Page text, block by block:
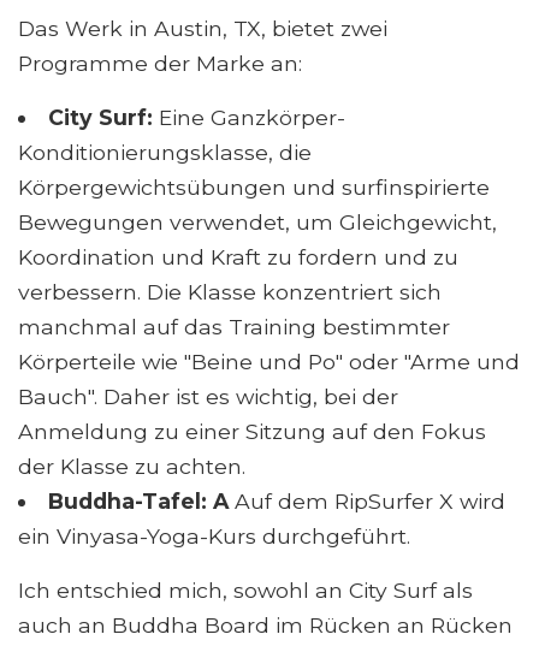
Das Werk in Austin, TX, bietet zwei
Programme der Marke an:
City Surf: Eine Ganzkörper-
Konditionierungsklasse, die
Körpergewichtsübungen und surfinspirierte
Bewegungen verwendet, um Gleichgewicht,
Koordination und Kraft zu fordern und zu
verbessern. Die Klasse konzentriert sich
manchmal auf das Training bestimmter
Körperteile wie "Beine und Po" oder "Arme und
Bauch". Daher ist es wichtig, bei der
Anmeldung zu einer Sitzung auf den Fokus
der Klasse zu achten.
Buddha-Tafel: AAuf dem RipSurfer X wird
ein Vinyasa-Yoga-Kurs durchgeführt.
Ich entschied mich, sowohl an City Surf als
auch an Buddha Board im Rücken an Rücken